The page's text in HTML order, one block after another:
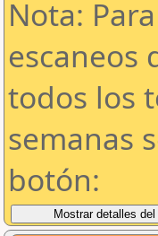
Nota:
escaneos
todos los
semanas
botón: